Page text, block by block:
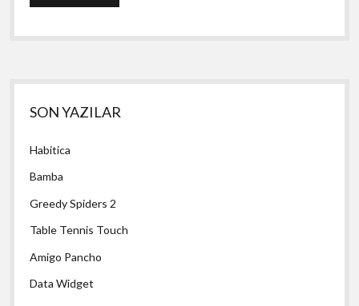
Yan
Menü
SON YAZILAR
Habitica
Bamba
Greedy Spiders 2
Table Tennis Touch
Amigo Pancho
Data Widget